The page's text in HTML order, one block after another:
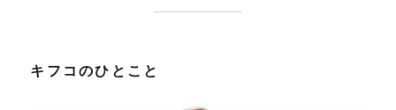
キフコのひとこと